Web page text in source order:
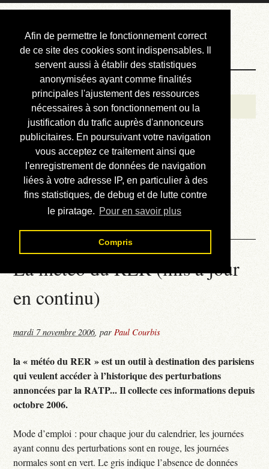
Afin de permettre le fonctionnement correct
de ce site des cookies sont indispensables. Il
servent aussi à établir des statistiques
anonymisées ayant comme finalités
principales l'ajustement des ressources
nécessaires à son fonctionnement ou la
justification du trafic auprès d'annonceurs
publicitaires. En poursuivant votre navigation
vous acceptez ce traitement ainsi que
l'enregistrement de données de navigation
liées à votre adresse IP, en particulier à des
fins statistiques, de debug et de lutte contre
le piratage. Pour en savoir plus
Compris
Courbis, « LE »
Blog Officiel
Bienvenue
Réalisations
Divers (et d’été)
Annonces
Liens externes
Téléchargement
Contact
La météo du RER (mis à jour
en continu)
mardi 7 novembre 2006,parPaul Courbis
la « météo du RER » est un outil à destination des parisiens
qui veulent accéder à l’historique des perturbations
annoncées par la RATP... Il collecte ces informations depuis
octobre 2006.
Mode d’emploi : pour chaque jour du calendrier, les journées
ayant connu des perturbations sont en rouge, les journées
normales sont en vert. Le gris indique l’absence de données